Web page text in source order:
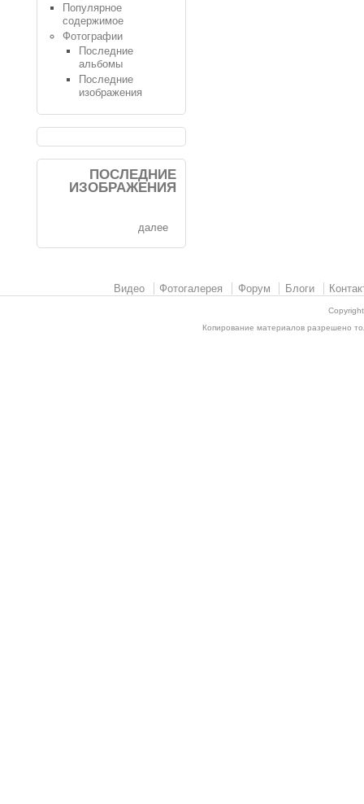
Популярное
содержимое
Фотографии
Последние
альбомы
Последние
изображения
ПОСЛЕДНИЕ
ИЗОБРАЖЕНИЯ
далее
Видео Фотогалерея Форум Блоги
Копирование материалов разрешено